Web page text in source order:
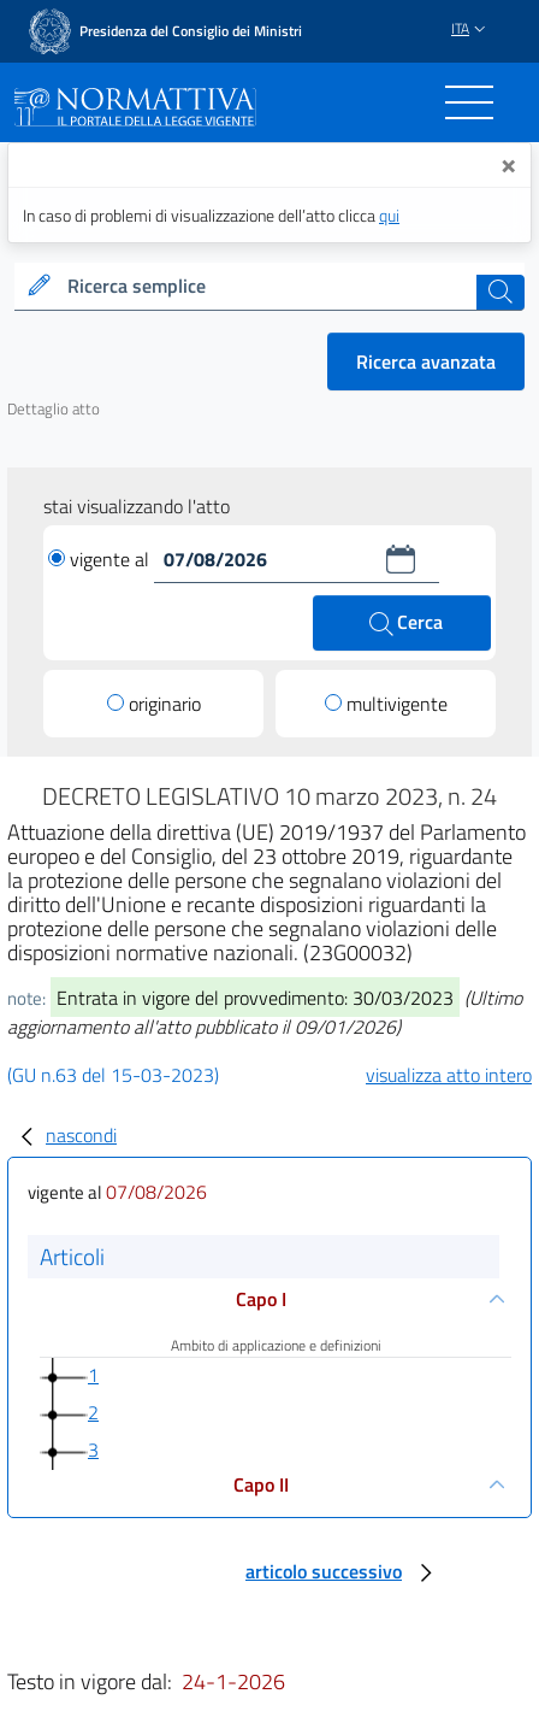
Presidenza del Consiglio dei Ministri ITA
Normattiva - Il portale ×
In caso di problemi di visualizzazione dell’atto cliccaqui
Ricerca semplice cerca
Ricerca avanzata
Dettaglio atto
stai visualizzando l'atto
vigente al
Cerca
originario multivigente
DECRETO LEGISLATIVO 10 marzo 2023, n. 24
Attuazione della direttiva (UE) 2019/1937 del Parlamento
europeo e del Consiglio, del 23 ottobre 2019, riguardante
la protezione delle persone che segnalano violazioni del
diritto dell'Unione e recante disposizioni riguardanti la
protezione delle persone che segnalano violazioni delle
disposizioni normative nazionali. (23G00032)
note: Entrata in vigore del provvedimento: 30/03/2023 (Ultimo
aggiornamento all'atto pubblicato il 09/01/2026)
(GU n.63 del 15-03-2023)
visualizza atto intero
nascondi
vigente al07/08/2026
Articoli
Capo I
Ambito di applicazione e definizioni
1
2
3
Capo II
7
articolo successivo
Testo in vigore dal: 24-1-2026